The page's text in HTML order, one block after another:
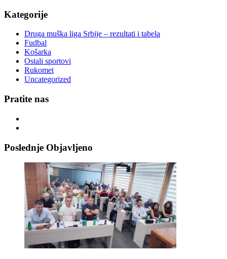
Kategorije
Druga muška liga Srbije – rezultati i tabela
Fudbal
Košarka
Ostali sportovi
Rukomet
Uncategorized
Pratite nas
Poslednje Objavljeno